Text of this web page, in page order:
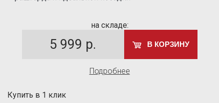
на складе:
5 999 р. В КОРЗИНУ
Подробнее
Купить в 1 клик